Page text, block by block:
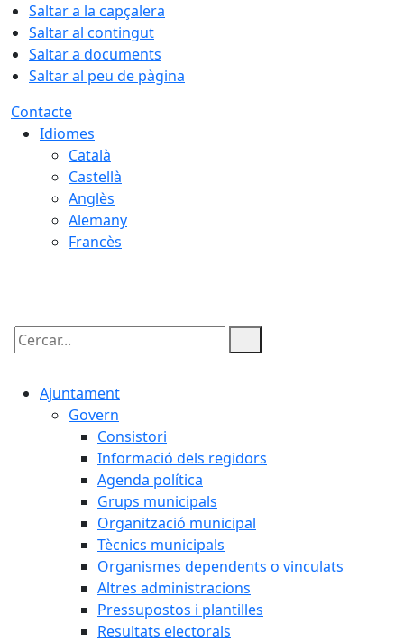
Saltar a la capçalera
Saltar al contingut
Saltar a documents
Saltar al peu de pàgina
Contacte
Idiomes
Català
Castellà
Anglès
Alemany
Francès
Cercar:
Ajuntament
Govern
Consistori
Informació dels regidors
Agenda política
Grups municipals
Organització municipal
Tècnics municipals
Organismes dependents o vinculats
Altres administracions
Pressupostos i plantilles
Resultats electorals